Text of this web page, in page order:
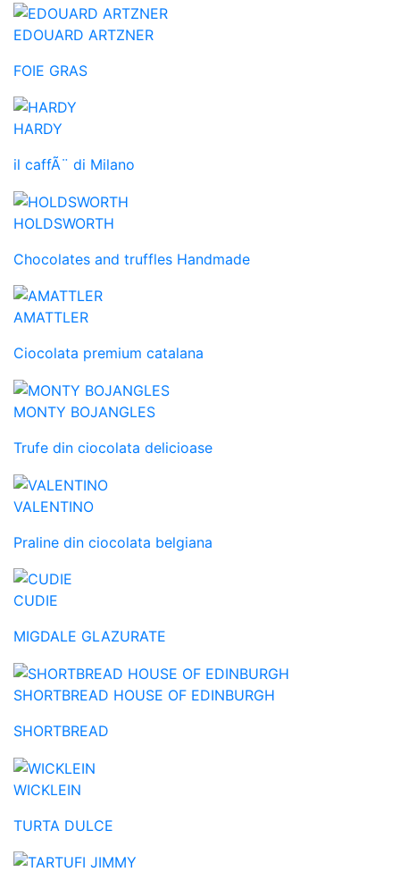
EDOUARD ARTZNER
FOIE GRAS
HARDY
il caffÃ¨ di Milano
HOLDSWORTH
Chocolates and truffles Handmade
AMATTLER
Ciocolata premium catalana
MONTY BOJANGLES
Trufe din ciocolata delicioase
VALENTINO
Praline din ciocolata belgiana
CUDIE
MIGDALE GLAZURATE
SHORTBREAD HOUSE OF EDINBURGH
SHORTBREAD
WICKLEIN
TURTA DULCE